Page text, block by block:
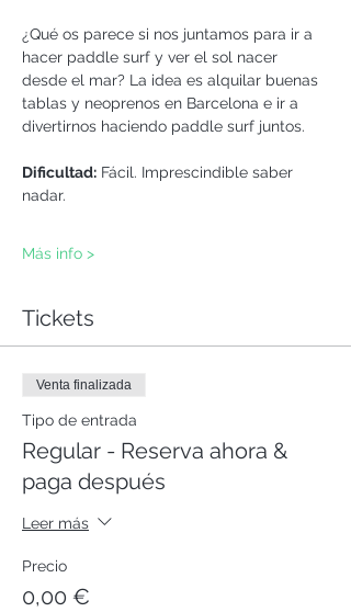
¿Qué os parece si nos juntamos para ir a
hacer paddle surf y ver el sol nacer
desde el mar? La idea es alquilar buenas
tablas y neoprenos en Barcelona e ir a
divertirnos haciendo paddle surf juntos.
Dificultad: Fácil. Imprescindible saber
nadar.
Más info >
Tickets
Venta finalizada
Tipo de entrada
Regular - Reserva ahora &
paga después
Leer más
Precio
0,00 €